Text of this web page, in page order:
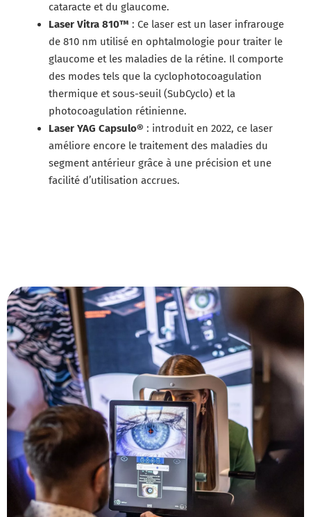
cataracte et du glaucome.
Laser Vitra 810™ : Ce laser est un laser infrarouge
de 810 nm utilisé en ophtalmologie pour traiter le
glaucome et les maladies de la rétine. Il comporte
des modes tels que la cyclophotocoagulation
thermique et sous-seuil (SubCyclo) et la
photocoagulation rétinienne.
Laser YAG Capsulo® : introduit en 2022, ce laser
améliore encore le traitement des maladies du
segment antérieur grâce à une précision et une
facilité d’utilisation accrues.